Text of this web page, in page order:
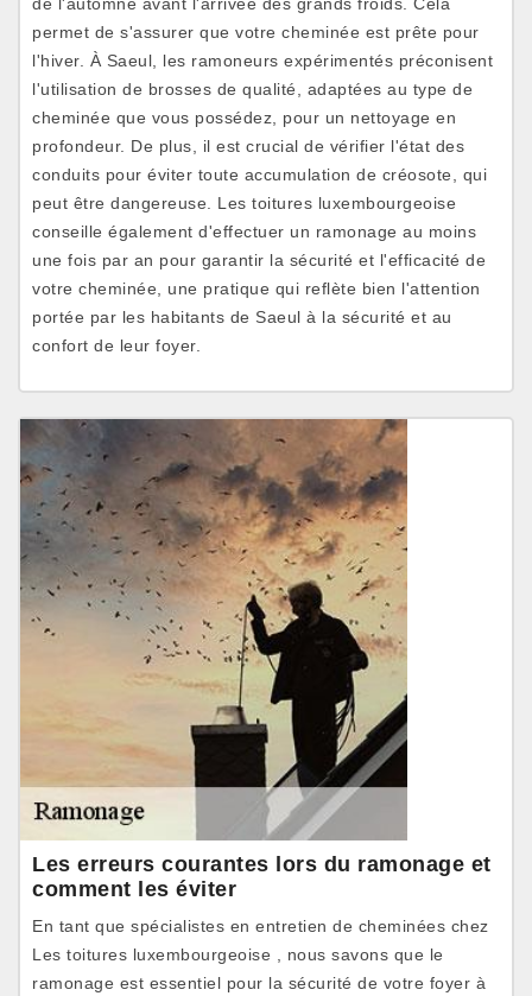
permet de s'assurer que votre cheminée est prête pour
l'hiver. À Saeul, les ramoneurs expérimentés préconisent
l'utilisation de brosses de qualité, adaptées au type de
cheminée que vous possédez, pour un nettoyage en
profondeur. De plus, il est crucial de vérifier l'état des
conduits pour éviter toute accumulation de créosote, qui
peut être dangereuse. Les toitures luxembourgeoise
conseille également d'effectuer un ramonage au moins
une fois par an pour garantir la sécurité et l'efficacité de
votre cheminée, une pratique qui reflète bien l'attention
portée par les habitants de Saeul à la sécurité et au
confort de leur foyer.
Les erreurs courantes lors du ramonage et
comment les éviter
En tant que spécialistes en entretien de cheminées chez
Les toitures luxembourgeoise , nous savons que le
ramonage est essentiel pour la sécurité de votre foyer à